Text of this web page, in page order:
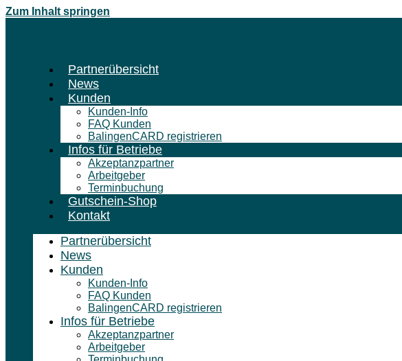
Zum Inhalt springen
Partnerübersicht
News
Kunden
Kunden-Info
FAQ Kunden
BalingenCARD registrieren
Infos für Betriebe
Akzeptanzpartner
Arbeitgeber
Terminbuchung
Gutschein-Shop
Kontakt
Partnerübersicht
News
Kunden
Kunden-Info
FAQ Kunden
BalingenCARD registrieren
Infos für Betriebe
Akzeptanzpartner
Arbeitgeber